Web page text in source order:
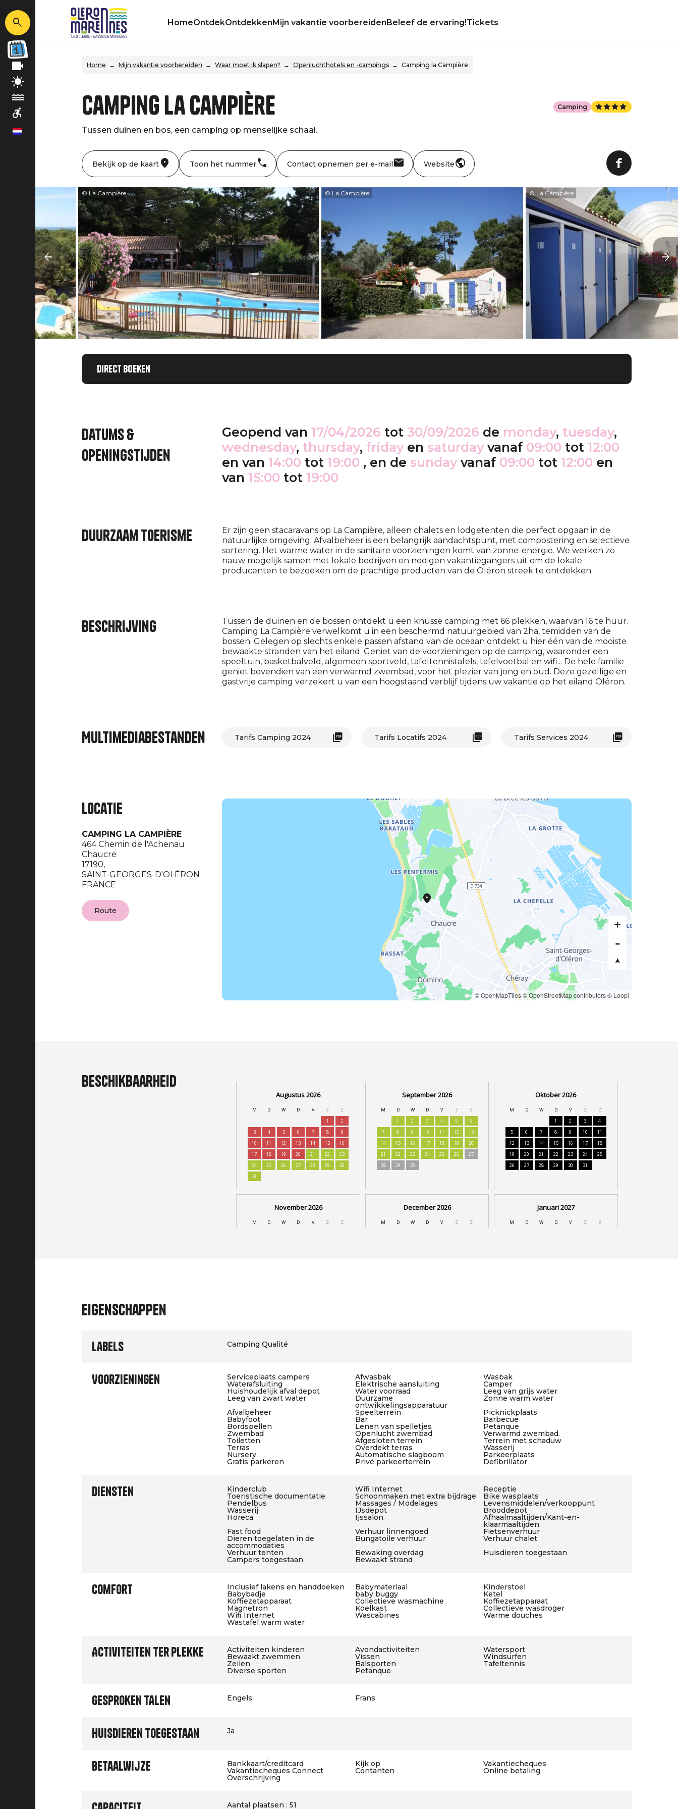
nl
HomeOntdekOntdekkenMijn vakantie voorbereidenBeleef de ervaring!Tickets
Home Mijn vakantie voorbereiden Waar moet ik slapen? Openluchthotels en -campings Camping la Campière
Camping la Campière
Tussen duinen en bos, een camping op menselijke schaal.
Camping
Bekijk op de kaart Toon het nummer Contact opnemen per e-mail Website
© La Campière © La Campière © La Campière
Direct boeken
Datums &
openingstijden
Geopend van 17/04/2026 tot 30/09/2026 de monday, tuesday,
wednesday, thursday, fridayen saturdayvanaf 09:00 tot 12:00
en van 14:00 tot 19:00 , en de sundayvanaf 09:00 tot 12:00 en
van 15:00 tot 19:00
Duurzaam toerisme
Er zijn geen stacaravans op La Campière, alleen chalets en lodgetenten die perfect opgaan in de
natuurlijke omgeving. Afvalbeheer is een belangrijk aandachtspunt, met compostering en selectieve
sortering. Het warme water in de sanitaire voorzieningen komt van zonne-energie. We werken zo
nauw mogelijk samen met lokale bedrijven en nodigen vakantiegangers uit om de lokale
producenten te bezoeken om de prachtige producten van de Oléron streek te ontdekken.
Beschrijving
Tussen de duinen en de bossen ontdekt u een knusse camping met 66 plekken, waarvan 16 te huur.
Camping La Campière verwelkomt u in een beschermd natuurgebied van 2ha, temidden van de
bossen. Gelegen op slechts enkele passen afstand van de oceaan ontdekt u hier één van de mooiste
bewaakte stranden van het eiland. Geniet van de voorzieningen op de camping, waaronder een
speeltuin, basketbalveld, algemeen sportveld, tafeltennistafels, tafelvoetbal en wifi... De hele familie
geniet bovendien van een verwarmd zwembad, voor het plezier van jong en oud. Deze gezellige en
gastvrije camping verzekert u van een hoogstaand verblijf tijdens uw vakantie op het eiland Oléron.
Multimediabestanden Tarifs Camping 2024 Tarifs Locatifs 2024 Tarifs Services 2024
Locatie
CAMPING LA CAMPIÈRE
464 Chemin de l'Achenau
Chaucre
17190,
SAINT-GEORGES-D'OLÉRON
FRANCE
Route
© OpenMapTiles© OpenStreetMap contributors© Loopi
Beschikbaarheid
Eigenschappen
Labels Camping Qualité
Voorzieningen Serviceplaats campers Afwasbak Wasbak
Waterafsluiting Elektrische aansluiting Camper
Huishoudelijk afval depot Water voorraad Leeg van grijs water
Leeg van zwart water Duurzame
ontwikkelingsapparatuur
Zonne warm water
Afvalbeheer
Speelterrein Picknickplaats
Babyfoot Bar Barbecue
Bordspellen Lenen van spelletjes Petanque
Zwembad Openlucht zwembad Verwarmd zwembad.
Toiletten Afgesloten terrein Terrein met schaduw
Terras Overdekt terras Wasserij
Nursery Automatische slagboom Parkeerplaats
Gratis parkeren Privé parkeerterrein Defibrillator
Diensten Kinderclub Wifi Internet Receptie
Toeristische documentatie Schoonmaken met extra bijdrage Bike wasplaats
Pendelbus Massages / Modelages Levensmiddelen/verkooppunt
Wasserij IJsdepot Brooddepot
Horeca Ijssalon Afhaalmaaltijden/Kant-en-
klaarmaaltijden
Fast food Verhuur linnengoed Fietsenverhuur
Dieren toegelaten in de
accommodaties
Bungatoile verhuur
Verhuur chalet
Verhuur tenten
Bewaking overdag Huisdieren toegestaan
Campers toegestaan Bewaakt strand
Comfort Inclusief lakens en handdoeken Babymateriaal Kinderstoel
Babybadje baby buggy Ketel
Koffiezetapparaat Collectieve wasmachine Koffiezetapparaat
Magnetron Koelkast Collectieve wasdroger
Wifi Internet Wascabines Warme douches
Wastafel warm water
Activiteiten ter plekke Activiteiten kinderen Avondactiviteiten Watersport
Bewaakt zwemmen Vissen Windsurfen
Zeilen Balsporten Tafeltennis
Diverse sporten Petanque
Gesproken talen Engels Frans
Huisdieren toegestaan Ja
Betaalwijze Bankkaart/creditcard Kijk op Vakantiecheques
Vakantiecheques Connect Contanten Online betaling
Overschrijving
Aantal plaatsen : 51